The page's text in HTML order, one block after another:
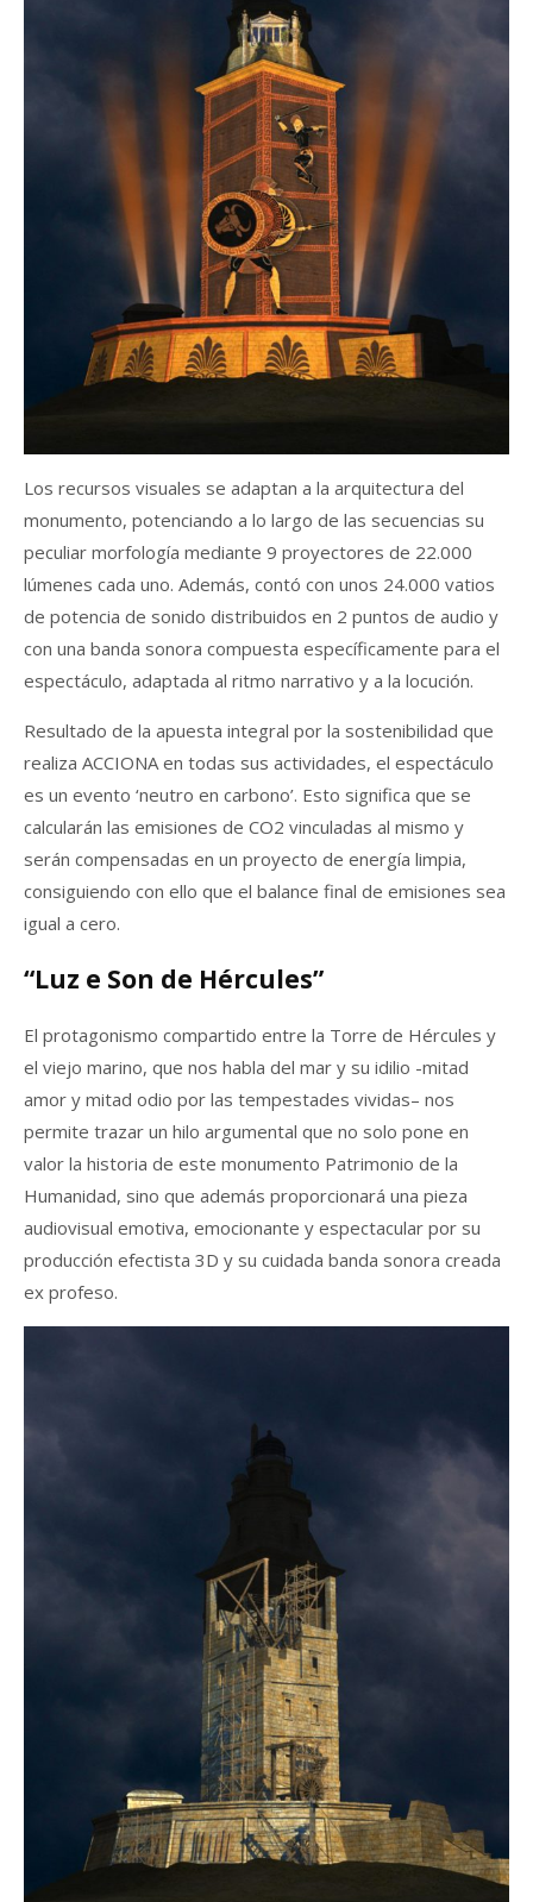
Los recursos visuales se adaptan a la arquitectura del
monumento, potenciando a lo largo de las secuencias su
peculiar morfología mediante 9 proyectores de 22.000
lúmenes cada uno. Además, contó con unos 24.000 vatios
de potencia de sonido distribuidos en 2 puntos de audio y
con una banda sonora compuesta específicamente para el
espectáculo, adaptada al ritmo narrativo y a la locución.
Resultado de la apuesta integral por la sostenibilidad que
realiza ACCIONA en todas sus actividades, el espectáculo
es un evento ‘neutro en carbono’. Esto significa que se
calcularán las emisiones de CO2 vinculadas al mismo y
serán compensadas en un proyecto de energía limpia,
consiguiendo con ello que el balance final de emisiones sea
igual a cero.
“Luz e Son de Hércules”
El protagonismo compartido entre la Torre de Hércules y
el viejo marino, que nos habla del mar y su idilio -mitad
amor y mitad odio por las tempestades vividas– nos
permite trazar un hilo argumental que no solo pone en
valor la historia de este monumento Patrimonio de la
Humanidad, sino que además proporcionará una pieza
audiovisual emotiva, emocionante y espectacular por su
producción efectista 3D y su cuidada banda sonora creada
ex profeso.